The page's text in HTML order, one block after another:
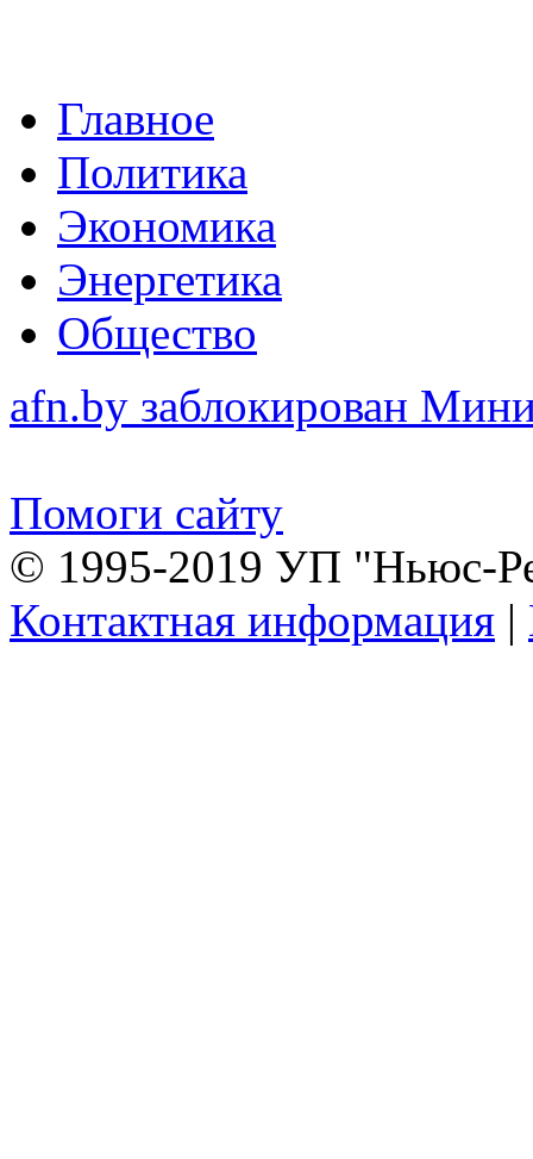
Главное
Политика
Экономика
Энергетика
Общество
afn.by заблокирован
Помоги сайту
© 1995-2019 УП "Ньюс-
Контактная информация |